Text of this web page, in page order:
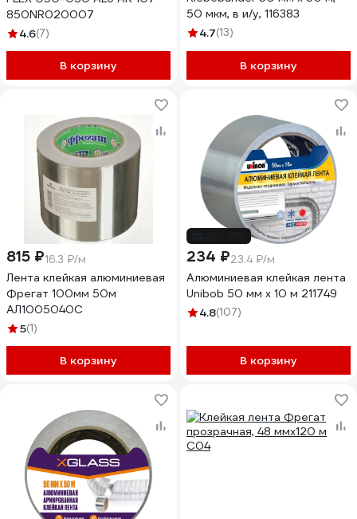
850NR020007
4.6(7)
В корзину
50 мкм, в и/у, 116383
4.7(13)
В корзину
815 ₽16.3 ₽/м
Лента клейкая алюминиевая
Фрегат 100мм 50м
АЛ1005040С
5(1)
В корзину
234 ₽23.4 ₽/м
Алюминиевая клейкая лента
Unibob 50 мм х 10 м 211749
4.8(107)
В корзину